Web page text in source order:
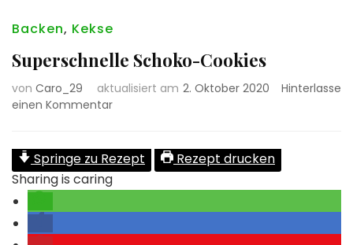
Backen, Kekse
Superschnelle Schoko-Cookies
von Caro_29 aktualisiert am 2. Oktober 2020
Hinterlasse
einen Kommentarzu
Cookies
Springe zu Rezept
Rezept drucken
Sharing is caring